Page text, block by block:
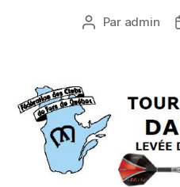
Auteur
Par admin